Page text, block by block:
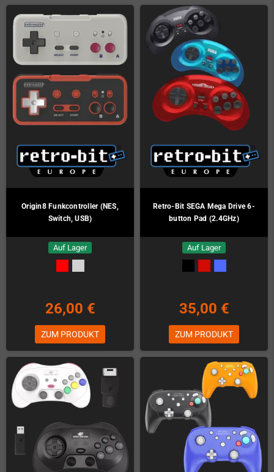
Origin8 Funkcontroller (NES,
Switch, USB)
Auf Lager
26,00 €
ZUM PRODUKT
Retro-Bit SEGA Mega Drive 6-
button Pad (2.4GHz)
Auf Lager
35,00 €
ZUM PRODUKT